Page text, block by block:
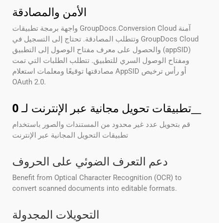
الأمن والمصادقة
واجهة برمجة تطبيقات GroupDocs.Conversion Cloud آمنة
وتتطلب المصادقة. تحتاج إلى التسجيل في GroupDocs Cloud
والحصول على معرف مفتاح الوصول إلى التطبيق (appSID)
ومفتاح الوصول السري للتطبيق. تتطلب الطلبات التي تمت
مصادقتها توقيعًا ومعلمات استعلام AppSID أو رأس ترخيص
OAuth 2.0.
تطبيقات تحويل مجانية عبر الإنترنت لـ0
قم بتحويل عدد غير محدود من المستندات والصور باستخدام
تطبيقات التحويل المجانية عبر الإنترنت
دعم التعرف الضوئي على الحروف
Benefit from Optical Character Recognition (OCR) to
convert scanned documents into editable formats.
التحويلات المجدولة